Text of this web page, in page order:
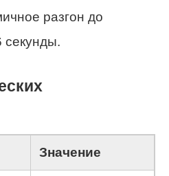
разгон до
секунды.
Значение